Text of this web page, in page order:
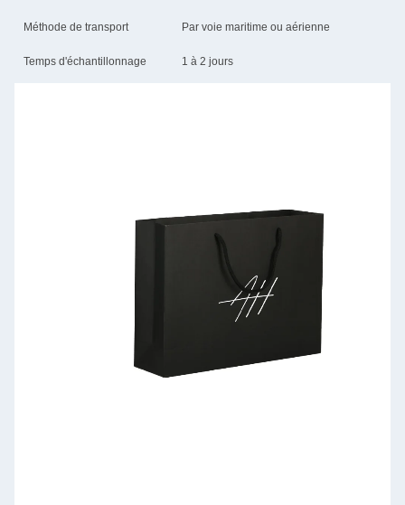
Méthode de transport Par voie maritime ou aérienne
Temps d'échantillonnage 1 à 2 jours